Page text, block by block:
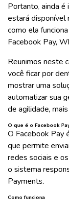
Portanto, ainda
estará disponível
como ela
Facebook Pay,
Reunimos neste
você ficar por
mostrar uma
automatizar sua
de agilidade,
O que é o Facebook
O Facebook Pay
que permite
redes sociais e
o sistema
Payments.
Como funciona